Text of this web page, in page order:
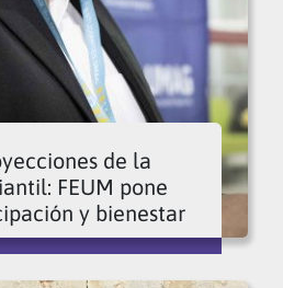
de la
FEUM pone
y bienestar